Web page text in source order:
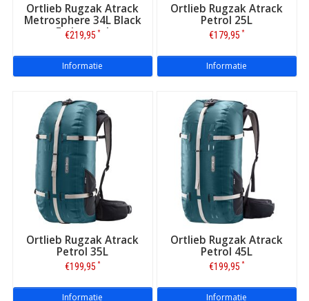
Ortlieb Rugzak Atrack
Metrosphere 34L Black
Embossed
€219,95 *
Informatie
Ortlieb Rugzak Atrack
Petrol 25L
€179,95 *
Informatie
Ortlieb Rugzak Atrack
Petrol 35L
€199,95 *
Informatie
Ortlieb Rugzak Atrack
Petrol 45L
€199,95 *
Informatie